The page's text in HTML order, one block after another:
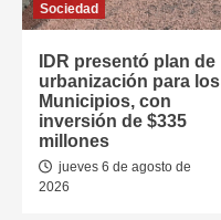
Sociedad
IDR presentó plan de
urbanización para los
Municipios, con
inversión de $335
millones
jueves 6 de agosto de
2026